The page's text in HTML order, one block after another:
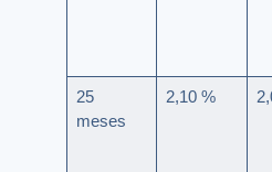
25
meses
2,10 %